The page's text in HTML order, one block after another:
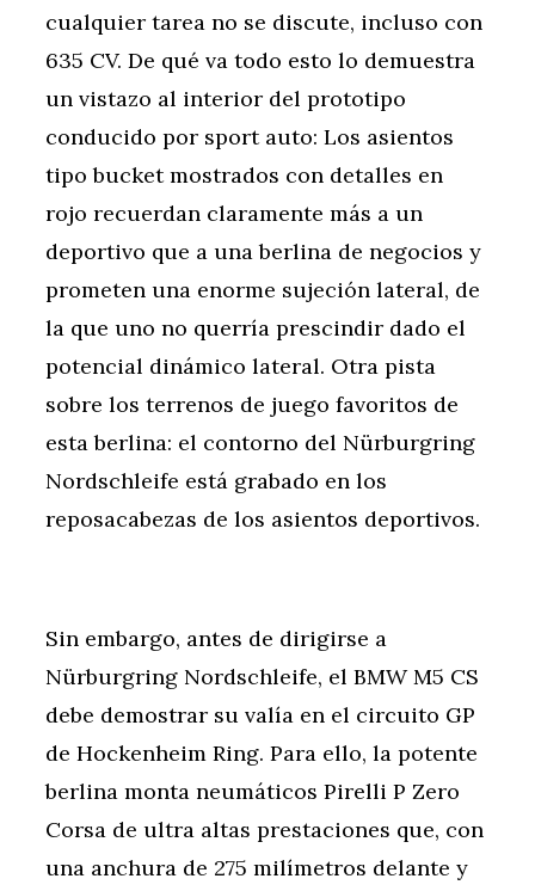
cualquier tarea no se discute, incluso con
635 CV. De qué va todo esto lo demuestra
un vistazo al interior del prototipo
conducido por sport auto: Los asientos
tipo bucket mostrados con detalles en
rojo recuerdan claramente más a un
deportivo que a una berlina de negocios y
prometen una enorme sujeción lateral, de
la que uno no querría prescindir dado el
potencial dinámico lateral. Otra pista
sobre los terrenos de juego favoritos de
esta berlina: el contorno del Nürburgring
Nordschleife está grabado en los
reposacabezas de los asientos deportivos.
Sin embargo, antes de dirigirse a
Nürburgring Nordschleife, el BMW M5 CS
debe demostrar su valía en el circuito GP
de Hockenheim Ring. Para ello, la potente
berlina monta neumáticos Pirelli P Zero
Corsa de ultra altas prestaciones que, con
una anchura de 275 milímetros delante y